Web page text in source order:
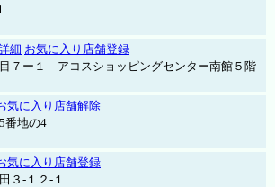
細 お気に入り店舗登録
７ー１ アコスショッピングセンター南館５階
気に入り店舗解除
番地の4
気に入り店舗登録
３-１２-１